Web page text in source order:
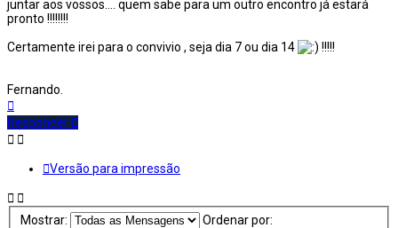
juntar aos vossos.... quem sabe para um outro encontro já estará
pronto !!!!!!!!
Certamente irei para o convivio , seja dia 7 ou dia 14
!!!!!
Fernando.
Responder
Versão para impressão
Mostrar:
Ordenar por: